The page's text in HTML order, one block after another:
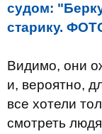
судом:
старику.
Видимо, они
и, вероятно,
все хотели
смотреть